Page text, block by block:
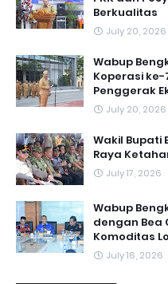
Berkualitas
July 20, 2026
Wabup
Koperasi
Penggerak
July 20, 2026
Wakil Bupati
Raya
July 17, 2026
Wabup
dengan Bea
Komoditas
July 16, 2026